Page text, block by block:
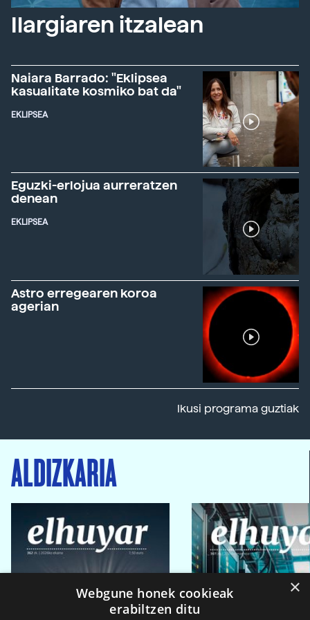
Ilargiaren itzalean
Naiara Barrado: "Eklipsea
kasualitate kosmiko bat da"
EKLIPSEA
Eguzki-erlojua aurreratzen
denean
EKLIPSEA
Astro erregearen koroa
agerian
Ikusi programa guztiak
ALDIZKARIA
×
Webgune honek cookieak
erabiltzen ditu